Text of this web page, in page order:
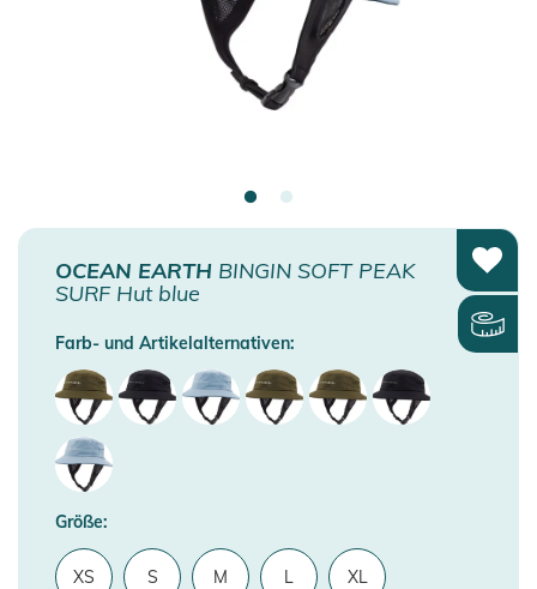
OCEAN EARTH BINGIN SOFT PEAK
SURF Hut blue
Farb- und Artikelalternativen:
Größe:
XS S M L XL